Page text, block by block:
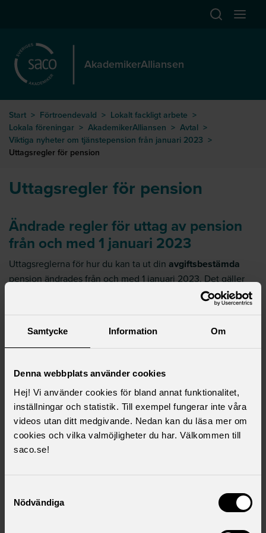
Samtycke Information Om
Denna webbplats använder cookies
Hej! Vi använder cookies för bland annat funktionalitet,
inställningar och statistik. Till exempel fungerar inte våra
videos utan ditt medgivande. Nedan kan du läsa mer om
cookies och vilka valmöjligheter du har. Välkommen till
saco.se!
Nödvändiga
Öppna
AkademikerAlliansen
Start > Förtroendevald > Lokalt fackligt arbete >
Lokala föreningar > AkademikerAlliansen > Avtal >
Viktiga nyheter om tjänstepension från januari 2023 >
Uttagsregler för pension
Uttagsregler för pension
Ändrade regler för uttag av pension
från och med 1 januari 2023
Uttagsreglerna för hur du kan ta ut din avgiftsbestämda
pension ändrades från och med 1 januari 2023. Det gäller
samtliga pensionsavtal i kommunal sektor med
Tjänstepensionsavtal med avgiftsbestämda delar:
KAP-KL
PFA 01
Uttagsålder
Från och med den 1 januari 2023 kan du ta ut
avgiftsbestämd del tidigast från 60 år.
Uttagstid
Pensionen tas normalt ut livsvarigt men du kan komma
överens med din försäkringsgivare om en kortare uttagstid.